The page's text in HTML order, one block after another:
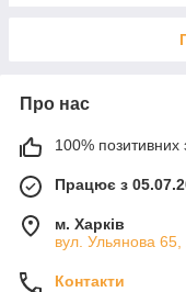
Про нас
100% позитивних
Працює з
м. Харків
вул. Ульянова 65,
Контакти